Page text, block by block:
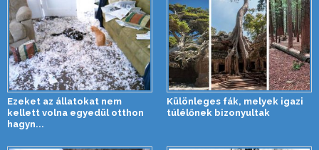
Ezeket az állatokat nem
kellett volna egyedül otthon
hagyn...
Különleges fák, melyek igazi
túlélőnek bizonyultak